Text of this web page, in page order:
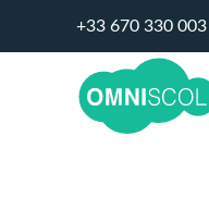
+33 670 330 003